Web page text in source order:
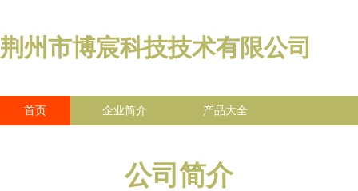
荆州市博宸科技技术有限公司
首页 企业简介 产品大全
公司简介